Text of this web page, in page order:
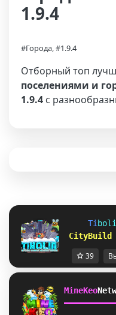
1.9.4
#Города, #1.9.4
Отборный топ
поселениями и
1.9.4 с
Ti bol i
CityBuild
39
MineKeo
━━━━━━━━━━━